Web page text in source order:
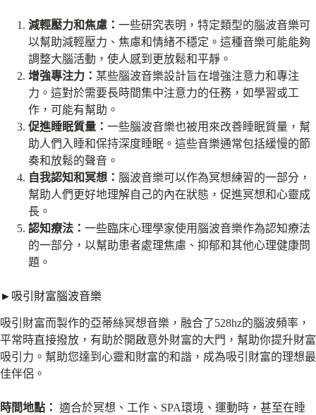
減輕壓力和焦慮： 一些研究表明，特定類型的腦波音樂可
以幫助減輕壓力、焦慮和情緒不穩定。這種音樂可能能夠
調整大腦活動，使人感到更放鬆和平靜。
增強專注力： 某些腦波音樂設計旨在增強注意力和專注
力。這對於需要長時間集中注意力的任務，如學習或工
作，可能有幫助。
促進睡眠質量： 一些腦波音樂也被用來改善睡眠質量，幫
助人們入睡和保持深度睡眠。這些音樂通常包括緩慢的節
奏和放鬆的聲音。
自我認知和冥想： 腦波音樂可以作為冥想練習的一部分，
幫助人們更好地理解自己的內在狀態，促進冥想和心靈成
長。
認知療法： 一些臨床心理學家使用腦波音樂作為認知療法
的一部分，以幫助患者處理焦慮、抑郁和其他心理健康問
題。
►吸引財富腦波音樂
吸引財富而製作的亞蒂絲冥想音樂，融合了528hz的腦波頻率，
平常時直接撥放，有助於開啟意外財富的大門，幫助你提升財富
吸引力。幫助您達到心靈和財富的和諧，成為吸引財富的理想最
佳伴侶。
時間地點： 適合於冥想、工作、SPA環境、運動時，甚至在睡